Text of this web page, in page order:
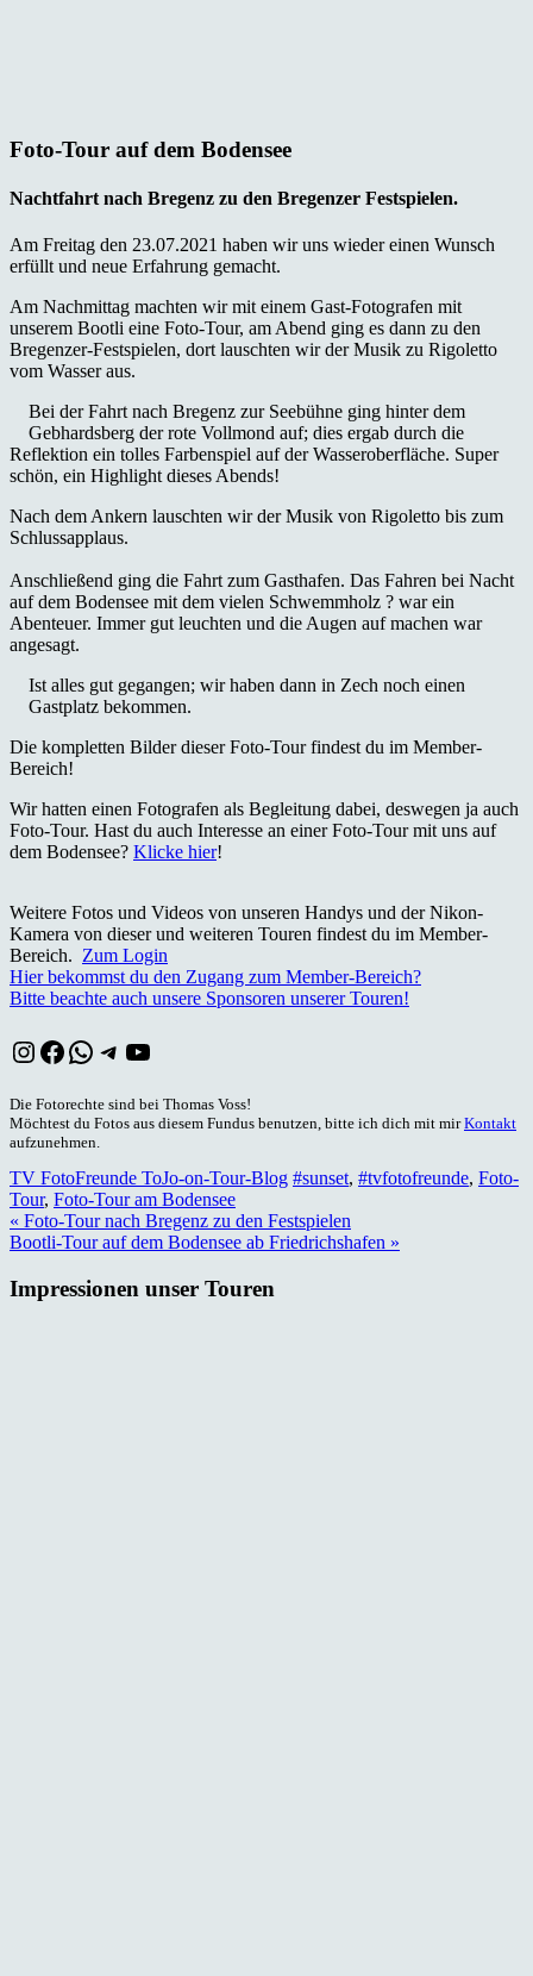
Foto-Tour auf dem Bodensee
Nachtfahrt nach Bregenz zu den Bregenzer Festspielen.
Am Freitag den 23.07.2021 haben wir uns wieder einen Wunsch
erfüllt und neue Erfahrung gemacht.
Am Nachmittag machten wir mit einem Gast-Fotografen mit
unserem Bootli eine Foto-Tour, am Abend ging es dann zu den
Bregenzer-Festspielen, dort lauschten wir der Musik zu Rigoletto
vom Wasser aus.
Bei der Fahrt nach Bregenz zur Seebühne ging hinter dem
Gebhardsberg der rote Vollmond auf; dies ergab durch die
Reflektion ein tolles Farbenspiel auf der Wasseroberfläche. Super
schön, ein Highlight dieses Abends!
Nach dem Ankern lauschten wir der Musik von Rigoletto bis zum
Schlussapplaus.
Anschließend ging die Fahrt zum Gasthafen. Das Fahren bei Nacht
auf dem Bodensee mit dem vielen Schwemmholz ? war ein
Abenteuer. Immer gut leuchten und die Augen auf machen war
angesagt.
Ist alles gut gegangen; wir haben dann in Zech noch einen
Gastplatz bekommen.
Die kompletten Bilder dieser Foto-Tour findest du im Member-
Bereich!
Wir hatten einen Fotografen als Begleitung dabei, deswegen ja auch
Foto-Tour. Hast du auch Interesse an einer Foto-Tour mit uns auf
dem Bodensee? Klicke hier!
Weitere Fotos und Videos von unseren Handys und der Nikon-
Kamera von dieser und weiteren Touren findest du im Member-
Bereich. Zum Login
Hier bekommst du den Zugang zum Member-Bereich?
Bitte beachte auch unsere Sponsoren unserer Touren!
Instagram
Facebook
WhatsApp
Telegram
YouTube
Die Fotorechte sind bei Thomas Voss!
Möchtest du Fotos aus diesem Fundus benutzen, bitte ich dich mit mirKontakt
aufzunehmen.
TV FotoFreunde ToJo-on-Tour-Blog #sunset, #tvfotofreunde, Foto-
Tour, Foto-Tour am Bodensee
Beitragsnavigation
« Foto-Tour nach Bregenz zu den Festspielen
Bootli-Tour auf dem Bodensee ab Friedrichshafen »
Impressionen unser Touren